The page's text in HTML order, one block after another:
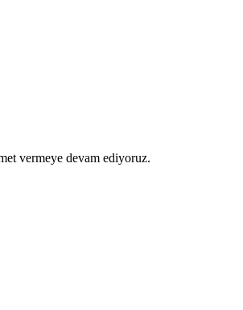
vermeye devam ediyoruz.